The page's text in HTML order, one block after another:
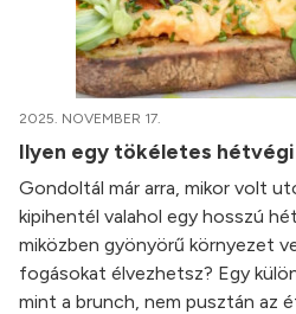
2025. NOVEMBER 17.
Ilyen egy tökéletes
Gondoltál már arra, mikor volt
kipihentél valahol egy hosszú
miközben gyönyörű környezet
fogásokat élvezhetsz? Egy
mint a brunch, nem pusztán az